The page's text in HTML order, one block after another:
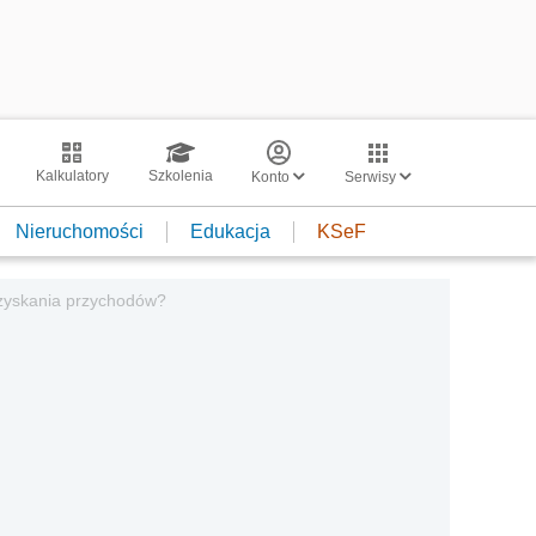
Kalkulatory Szkolenia Konto Serwisy
Nieruchomości Edukacja KSeF
przychodów?